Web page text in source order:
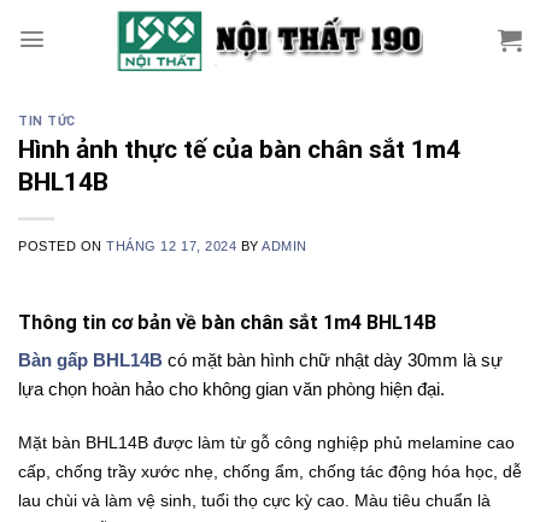
TIN TỨC
Hình ảnh thực tế của bàn chân sắt 1m4
BHL14B
POSTED ONTHÁNG 12 17, 2024 BYADMIN
Thông tin cơ bản về bàn chân sắt 1m4 BHL14B
Bàn gấp BHL14B có mặt bàn hình chữ nhật dày 30mm là sự
lựa chọn hoàn hảo cho không gian văn phòng hiện đại.
Mặt bàn BHL14B được làm từ gỗ công nghiệp phủ melamine cao
cấp, chống trầy xước nhẹ, chống ẩm, chống tác động hóa học, dễ
lau chùi và làm vệ sinh, tuổi thọ cực kỳ cao. Màu tiêu chuẩn là